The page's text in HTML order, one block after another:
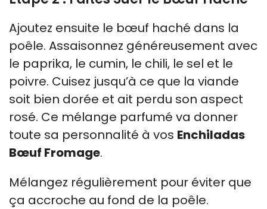
Ajoutez ensuite le bœuf haché dans la
poêle. Assaisonnez généreusement avec
le paprika, le cumin, le chili, le sel et le
poivre. Cuisez jusqu’à ce que la viande
soit bien dorée et ait perdu son aspect
rosé. Ce mélange parfumé va donner
toute sa personnalité à vos Enchiladas
Bœuf Fromage.
Mélangez régulièrement pour éviter que
ça accroche au fond de la poêle.